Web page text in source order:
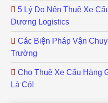
5 Lý Do Nên Thuê Xe
Dương Logistics
Các Biện Pháp Vận
Trường
Cho Thuê Xe Cẩu Hàng
Là Có!